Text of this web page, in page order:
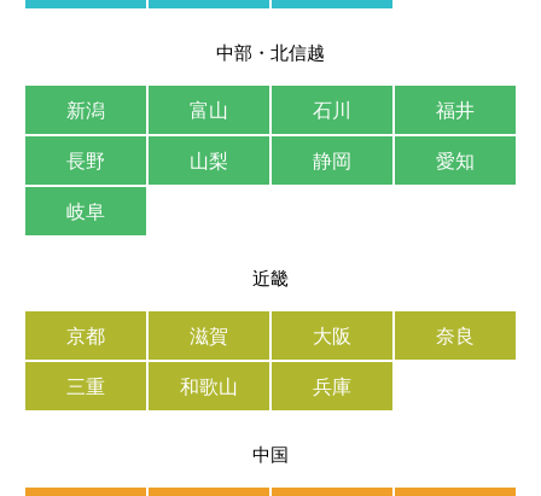
中部・北信越
新潟 富山 石川
福井
長野
山梨 静岡
愛知
岐阜
近畿
京都 滋賀 大阪
奈良
三重
和歌山 兵庫
中国